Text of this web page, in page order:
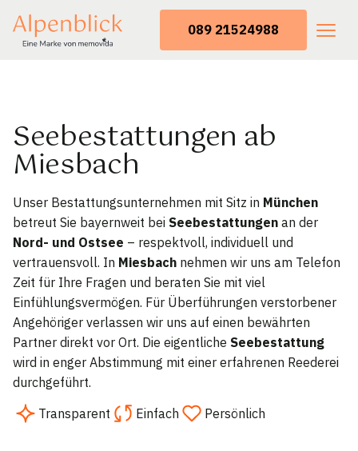
089 21524988
Seebestattungen ab
Miesbach
Unser Bestattungsunternehmen mit Sitz in München
betreut Sie bayernweit bei Seebestattungen an der
Nord- und Ostsee – respektvoll, individuell und
vertrauensvoll. In Miesbach nehmen wir uns am Telefon
Zeit für Ihre Fragen und beraten Sie mit viel
Einfühlungsvermögen. Für Überführungen verstorbener
Angehöriger verlassen wir uns auf einen bewährten
Partner direkt vor Ort. Die eigentliche Seebestattung
wird in enger Abstimmung mit einer erfahrenen Reederei
durchgeführt.
Transparent
Einfach Persönlich